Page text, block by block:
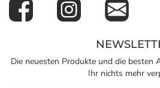
Die neuesten Produkte und die besten
Ihr nichts mehr